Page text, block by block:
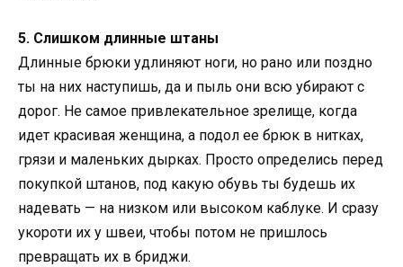
5. Слишком длинные штаны
Длинные брюки удлиняют ноги, но рано или поздно
ты на них наступишь, да и пыль они всю убирают с
дорог. Не самое привлекательное зрелище, когда
идет красивая женщина, а подол ее брюк в нитках,
грязи и маленьких дырках. Просто определись перед
покупкой штанов, под какую обувь ты будешь их
надевать — на низком или высоком каблуке. И сразу
укороти их у швеи, чтобы потом не пришлось
превращать их в бриджи.